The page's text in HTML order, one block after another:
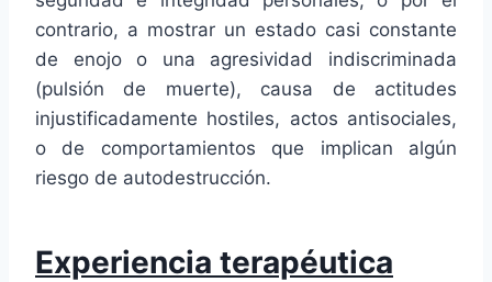
contrario, a mostrar un estado casi constante
de enojo o una agresividad indiscriminada
(pulsión de muerte), causa de actitudes
injustificadamente hostiles, actos antisociales,
o de comportamientos que implican algún
riesgo de autodestrucción.
Experiencia terapéutica